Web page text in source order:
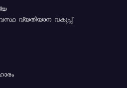
വ്യതിയാന വകുപ്പ്